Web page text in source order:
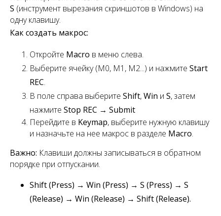
S (инструмент вырезания скриншотов в Windows) на
одну клавишу.
Как создать макрос:
Откройте Macro в меню слева.
Выберите ячейку (M0, M1, M2...) и нажмите Start
REC.
В поле справа выберите Shift,Win и S, затем
нажмите Stop REC → Submit
Перейдите в Keymap, выберите нужную клавишу
и назначьте на нее макрос в разделе Macro.
Важно: Клавиши должны записываться в обратном
порядке при отпускании.
Shift (Press) → Win (Press) → S (Press) → S
(Release) → Win (Release) → Shift (Release).